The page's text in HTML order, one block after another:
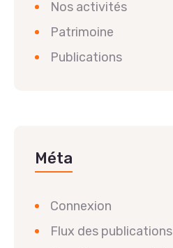
Nos activités
Patrimoine
Publications
Méta
Connexion
Flux des publications